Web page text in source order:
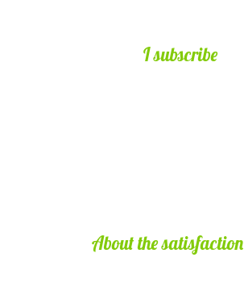
I subscribe
About the satisfaction